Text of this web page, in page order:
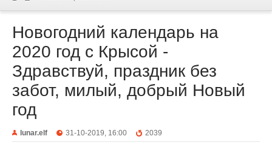
Новогодний календарь на
2020 год с Крысой -
Здравствуй, праздник без
забот, милый, добрый Новый
год
lunar.elf 31-10-2019, 16:00
2039